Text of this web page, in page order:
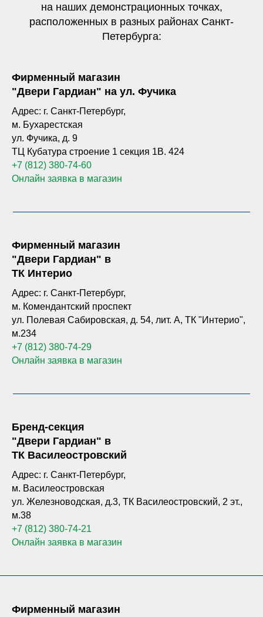
на наших демонстрационных точках,
расположенных в разных районах Санкт-
Петербурга:
Фирменный магазин
"Двери Гардиан" на ул. Фучика
Адрес: г. Санкт-Петербург,
м. Бухарестская
ул. Фучика, д. 9
ТЦ Кубатура строение 1 секция 1В. 424
+7 (812) 380-74-60
Онлайн заявка в магазин
Фирменный магазин
"Двери Гардиан" в
ТК Интерио
Адрес: г. Санкт-Петербург,
м. Комендантский проспект
ул. Полевая Сабировская, д. 54, лит. А, ТК "Интерио",
м.234
+7 (812) 380-74-29
Онлайн заявка в магазин
Бренд-секция
"Двери Гардиан" в
ТК Василеостровский
Адрес: г. Санкт-Петербург,
м. Василеостровская
ул. Железноводская, д.3, ТК Василеостровский, 2 эт.,
м.38
+7 (812) 380-74-21
Онлайн заявка в магазин
Фирменный магазин